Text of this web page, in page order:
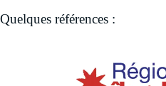
Quelques références :